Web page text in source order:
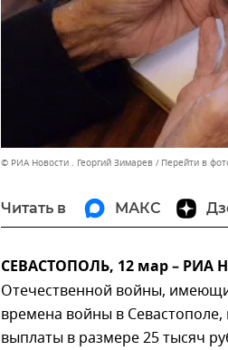
© РИА Новости . Георгий Зимарев Перейти в
Читать в МАКС
СЕВАСТОПОЛЬ, 12 мар – РИА
Отечественной войны,
времена войны в
выплаты в размере 25 тысяч